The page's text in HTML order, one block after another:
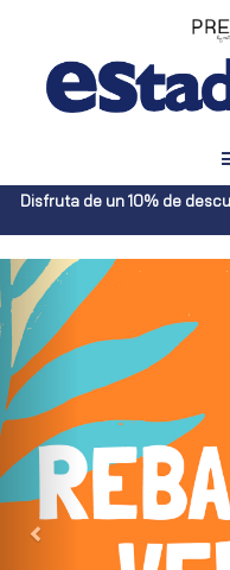
Envíos gratuitos a toda
Península,